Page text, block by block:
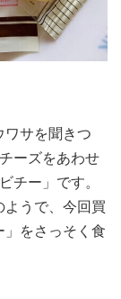
ワサを聞きつ
ーズをあわせ
チー」です。
ようで、今回買
」をさっそく食